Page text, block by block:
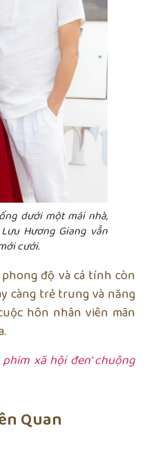
dưới một mái nhà,
Hương Giang vẫn
cưới.
độ và cá tính còn
càng trẻ trung và năng
hôn nhân viên mãn
xã hội đen’ chuộng
Quan